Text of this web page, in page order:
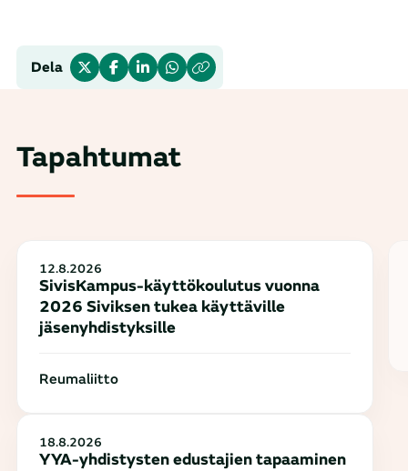
Dela
Tapahtumat
12.8.2026
SivisKampus-käyttökoulutus vuonna
2026 Siviksen tukea käyttäville
jäsenyhdistyksille
Reumaliitto
18.8.2026
YYA-yhdistysten edustajien tapaaminen